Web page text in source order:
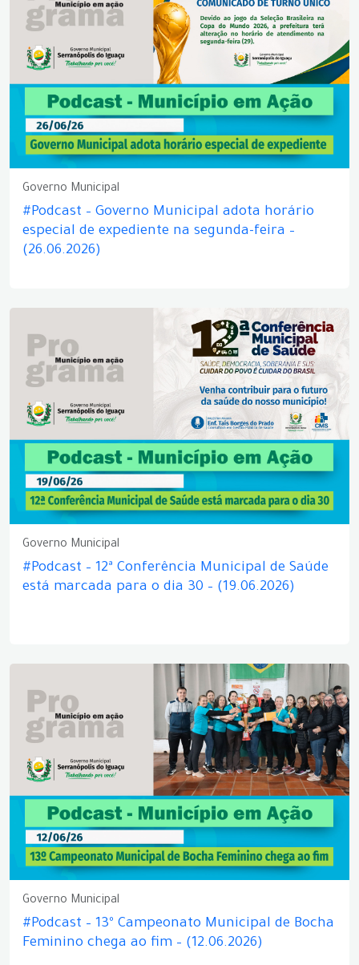
Governo Municipal
#Podcast – Governo Municipal adota horário
especial de expediente na segunda-feira –
(26.06.2026)
Governo Municipal
#Podcast – 12ª Conferência Municipal de Saúde
está marcada para o dia 30 – (19.06.2026)
Governo Municipal
#Podcast – 13º Campeonato Municipal de Bocha
Feminino chega ao fim – (12.06.2026)